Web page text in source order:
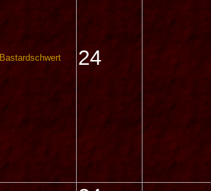
Bastardschwert 24